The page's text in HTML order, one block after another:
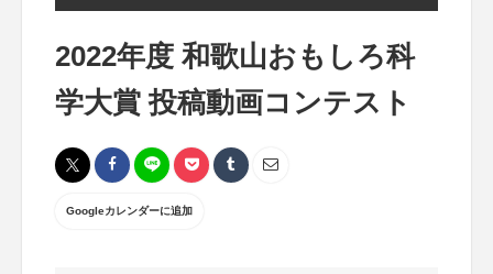
2022年度 和歌山おもしろ科
学大賞 投稿動画コンテスト
Googleカレンダーに追加